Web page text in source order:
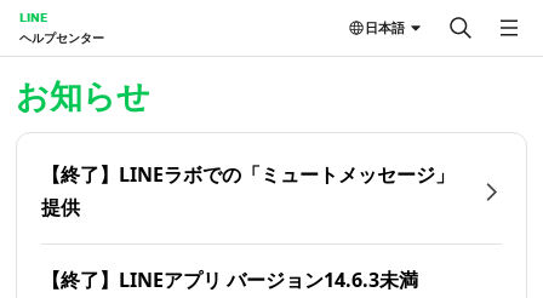
LINE
ヘルプセンター
日本語
お知らせ
【終了】LINEラボでの「ミュートメッセージ」
提供
【終了】LINEアプリ バージョン14.6.3未満